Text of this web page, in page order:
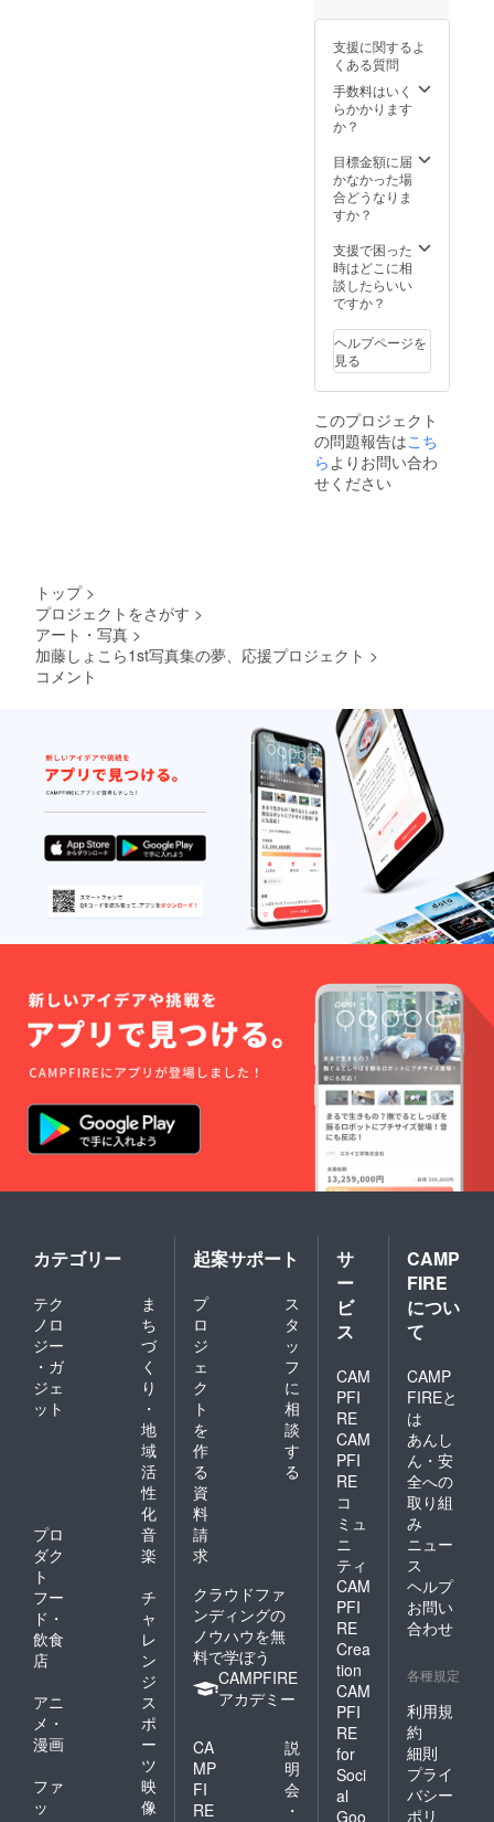
せていただきま
す。
ENCE
らパー
トDVD
◆お手
紙 ◆写
真集撮
チェキ5
枚set ◆
オフ
ショッ
写真集
◆あな
たが選
ぶスペ
オフ会
◆あな
たのた
めに事
んだお
みやげ
※カフェ
や居酒
屋、動
フ会で
す。日
時は後
日相
談、お
時間は4
時間以
内で
す。プ
リクラ
や写真
撮影な
ども可
能で
代、交
通費な
どのか
かる費
用はご
負担お
願いし
ます。
※公共交
利用、
の密室
になる
場所に
は同行
できま
せん。
支援に関するよ
くある質問
手数料はいく
らかかります
か？
目標金額に届
かなかった場
合どうなりま
すか？
支援で困った
時はどこに相
談したらいい
ですか？
ヘルプページを
見る
このプロジェクト
の問題報告はこち
ら よりお問い合わ
せください
トップ >
プロジェクトをさがす >
アート・写真 >
加藤しょこら1st写真集の夢、応援プロジェクト >
コメント
カテゴリー
テク
ノロ
ジー
・ガ
ジェ
ット
ま
ち
づ
く
り
・
地
域
活
性
化
プロ
ダク
ト
音
楽
フー
ド・
飲食
店
チ
ャ
レ
ン
ジ
アニ
メ・
漫画
ス
ポ
ー
ツ
ファ
ッ
映
像
起案サポート
プ
ロ
ジ
ェ
ク
ト
を
作
る
ス
タ
ッ
フ
に
相
談
す
る
資
料
請
求
クラウドファ
ンディングの
ノウハウを無
料で学ぼう
CAMPFIRE
アカデミー
CA
MP
FI
RE
説
明
会
・
サ
ー
ビ
ス
CAM
PFI
RE
CAM
PFI
RE
コ
ミュ
ニ
ティ
CAM
PFI
RE
Crea
tion
CAM
PFI
RE
for
Soci
al
Goo
CAMP
FIRE
につい
て
CAMP
FIREと
は
あんし
ん・安
全への
取り組
み
ニュー
ス
ヘルプ
お問い
合わせ
各種規定
利用規
約
細則
プライ
バシー
ポリ